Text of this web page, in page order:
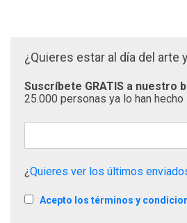
¿Quieres estar al día del arte
Suscríbete GRATIS a nuestro
25.000 personas ya lo han hecho
¿Quieres ver los últimos
Acepto los términos y